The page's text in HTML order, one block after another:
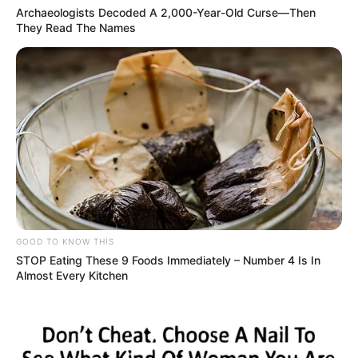
19:59 / 05 Avqust 2026 ŞOU-BİZNES
"Paltarımı nə hədiyyə edirəm, nə də
satıram" — Aygün Kazımova ilə müsahibə
69
Archaeologists Decoded A 2,000-Year-Old Curse—Then
They Read The Names
GOOD TO KNOW THIS
STOP Eating These 9 Foods Immediately – Number 4 Is In
Almost Every Kitchen